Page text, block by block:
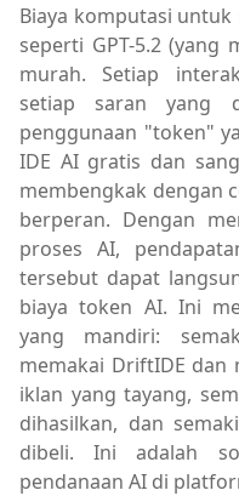
Biaya komputasi
seperti GPT-5.2 (yang
murah. Setiap
setiap saran yang
penggunaan "token"
IDE AI gratis dan
membengkak dengan
berperan. Dengan
proses AI,
tersebut dapat
biaya token AI. Ini
yang mandiri:
memakai DriftIDE dan
iklan yang tayang,
dihasilkan, dan
dibeli. Ini adalah
pendanaan AI di